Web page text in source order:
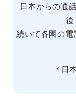
日本からの通
後
続いて各園の電
＊日